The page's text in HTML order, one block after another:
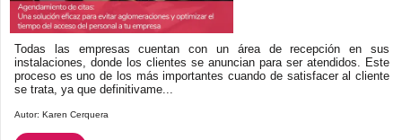
Todas las empresas cuentan con un área de recepción en sus
instalaciones, donde los clientes se anuncian para ser atendidos. Este
proceso es uno de los más importantes cuando de satisfacer al cliente
se trata, ya que definitivame...
Autor: Karen Cerquera